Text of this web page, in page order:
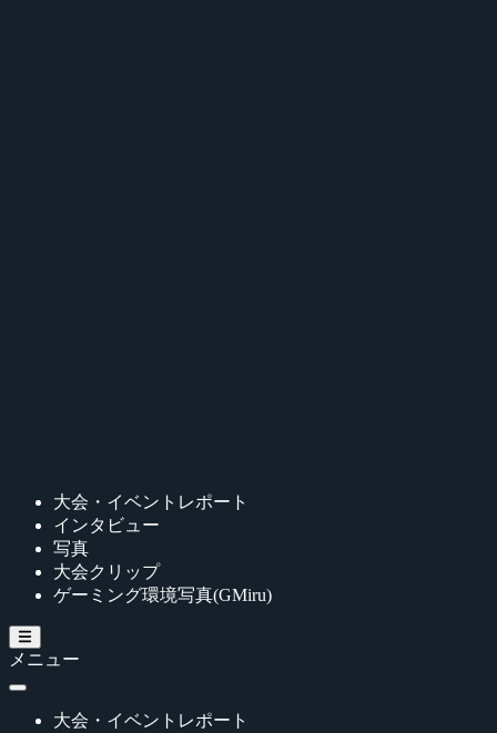
大会・イベントレポート
インタビュー
写真
大会クリップ
ゲーミング環境写真(GMiru)
メニュー
大会・イベントレポート